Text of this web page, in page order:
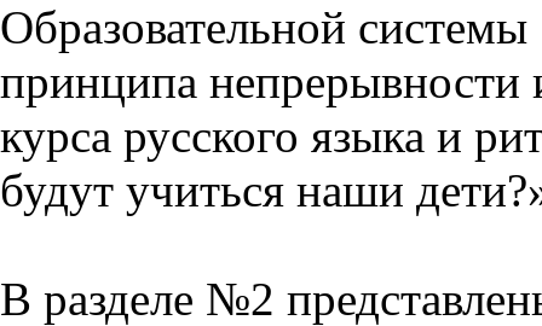
Образовательной
принципа непрерывности
курса русского языка и
будут учиться наши
В разделе №2